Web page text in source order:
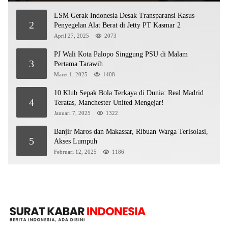
2
LSM Gerak Indonesia Desak Transparansi Kasus
Penyegelan Alat Berat di Jetty PT Kasmar 2
April 27, 2025 2073
3
PJ Wali Kota Palopo Singgung PSU di Malam
Pertama Tarawih
Maret 1, 2025 1408
4
10 Klub Sepak Bola Terkaya di Dunia: Real Madrid
Teratas, Manchester United Mengejar!
Januari 7, 2025 1322
5
Banjir Maros dan Makassar, Ribuan Warga Terisolasi,
Akses Lumpuh
Februari 12, 2025 1186